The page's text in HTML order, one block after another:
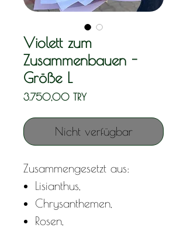
Violett zum
Zusammenbauen -
Größe L
3.750,00 TRYPreis
Nicht verfügbar
Zusammengesetzt aus:
Lisianthus,
Chrysanthemen,
Rosen,